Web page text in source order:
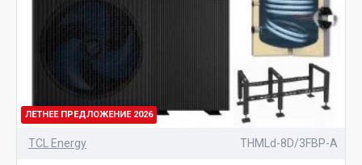
ЛЕТНЕЕ ПРЕДЛОЖЕНИЕ 2026
TCL Energy THMLd-8D/3FBP-A